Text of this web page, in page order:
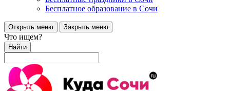
Бесплатное образование в Сочи
Открыть меню Закрыть меню
Что ищем?
Найти